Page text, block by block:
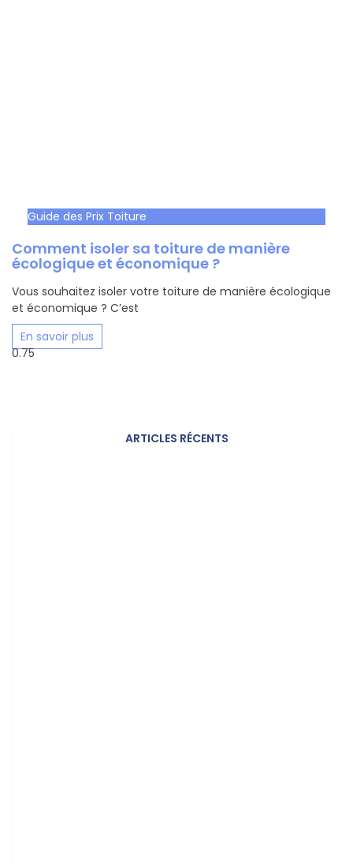
Guide des Prix Toiture
Comment isoler sa toiture de manière
écologique et économique ?
Vous souhaitez isoler votre toiture de manière écologique
et économique ? C’est
En savoir plus
ARTICLES RÉCENTS